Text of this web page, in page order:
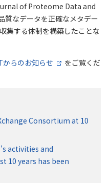
of Proteome Data and
質なデータを正確なメタデー
集する体制を構築したことな
からのお知らせ
をご覧くだ
Consortium at 10
activities and
10 years has been